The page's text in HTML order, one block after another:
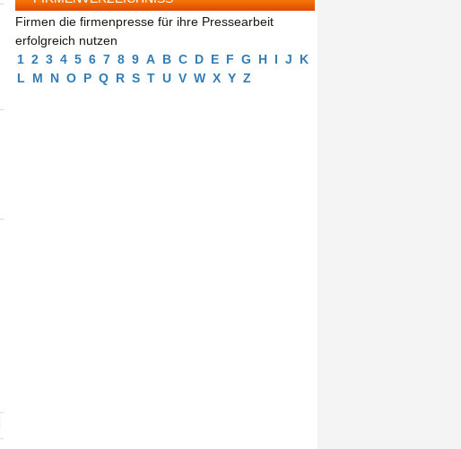
Firmen die firmenpresse für ihre Pressearbeit
erfolgreich nutzen
1 2 3 4 5 6 7 8 9 A B C D E F G H I J
K
L
M N O P Q R S T U V W X Y Z